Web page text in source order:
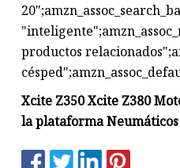
productos
Xcite Z350 Xcite Z380
la plataforma Neumáticos